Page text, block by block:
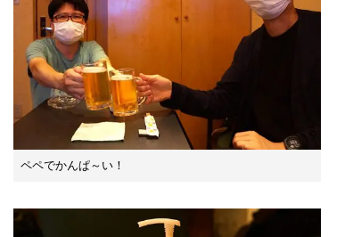
ペペでかんぱ～い！